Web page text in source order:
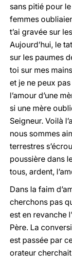
sans pitié pour
femmes
t’ai gravée sur
Aujourd’hui, le
sur les paumes
toi sur mes
et je ne peux pas
l’amour d’une
si une mère
Seigneur. Voilà
nous sommes
terrestres
poussière dans
tous, ardent,
Dans la faim
cherchons pas
est en revanche
Père. La
est passée par
orateur